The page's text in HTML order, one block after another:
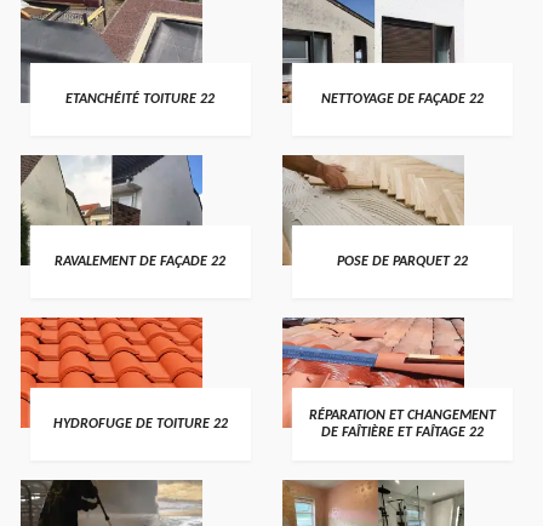
ETANCHÉITÉ TOITURE 22 NETTOYAGE DE FAÇADE 22
RAVALEMENT DE FAÇADE 22 POSE DE PARQUET 22
HYDROFUGE DE TOITURE 22
RÉPARATION ET CHANGEMENT
DE FAÎTIÈRE ET FAÎTAGE 22